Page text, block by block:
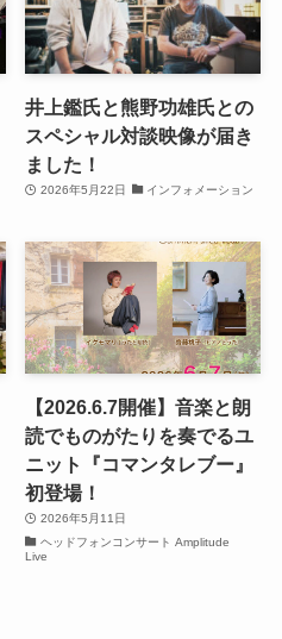
井上鑑氏と熊野功雄氏との
スペシャル対談映像が届き
ました！
2026年5月22日 インフォメーション
【2026.6.7開催】音楽と朗
読でものがたりを奏でるユ
ニット『コマンタレブー』
初登場！
2026年5月11日
ヘッドフォンコンサート Amplitude
Live